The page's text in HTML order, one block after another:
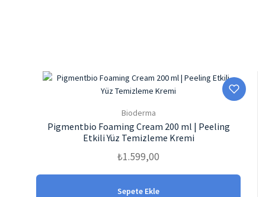
Bioderma
Pigmentbio Foaming Cream 200 ml | Peeling
Etkili Yüz Temizleme Kremi
₺1.599,00
Sepete Ekle